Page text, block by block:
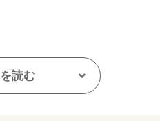
ッド 01 Champagne
読む